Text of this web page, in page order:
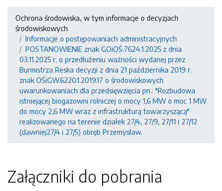
Ochrona środowiska, w tym informacje o decyzjach
środowiskowych
Informacje o postępowaniach administracyjnych
POSTANOWIENIE znak GOiOŚ.7624.1.2025 z dnia
03.11.2025 r. o przedłużeniu ważności wydanej przez
Burmistrza Reska decyzji z dnia 21 października 2019 r.
znak OŚiGW.6220.1.2019.17 o środowiskowych
uwarunkowaniach dla przedsięwzięcia pn.: "Rozbudowa
istniejącej biogazowni rolniczej o mocy 1,6 MW o moc 1 MW
do mocy 2,6 MW wraz z infrastrukturą towarzyszącą"
realizowanego na terenie działek 27/4, 27/9, 27/11 i 27/12
(dawniej27/4 i 27/5) obręb Przemysław.
Załączniki do pobrania